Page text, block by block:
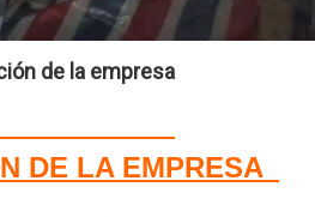
de la empresa
DE LA EMPRESA